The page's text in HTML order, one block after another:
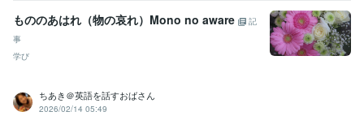
もののあはれ（物の哀れ）Mono no aware
記
事
学び
ちあき＠英語を話すおばさん
2026/02/14 05:49